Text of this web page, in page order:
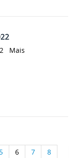
Mais
5 6 7
8